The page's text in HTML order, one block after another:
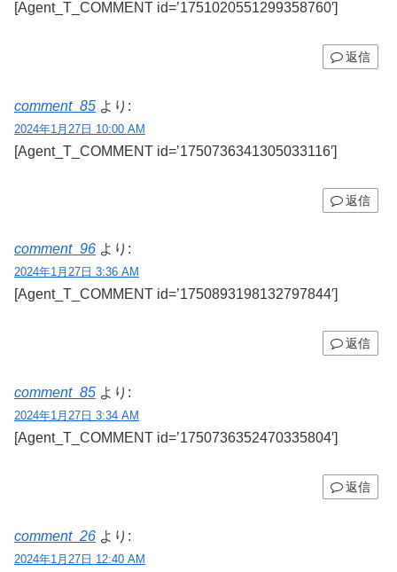
[Agent_T_COMMENT id=’1751020551299358760′]
返信
comment_85 より:
2024年1月27日 10:00 AM
[Agent_T_COMMENT id=’1750736341305033116′]
返信
comment_96 より:
2024年1月27日 3:36 AM
[Agent_T_COMMENT id=’1750893198132797844′]
返信
comment_85 より:
2024年1月27日 3:34 AM
[Agent_T_COMMENT id=’1750736352470335804′]
返信
comment_26 より:
2024年1月27日 12:40 AM